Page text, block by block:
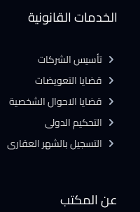
عن المكتب
الخدمات القانونية
تأسيس الشركات
قضايا التعويضات
قضايا الاحوال الشخصية
التحكيم الدولى
التسجيل بالشهر العقارى